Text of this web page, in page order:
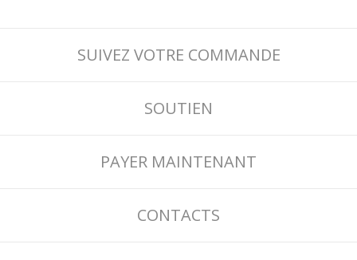
SUIVEZ VOTRE COMMANDE
SOUTIEN
PAYER MAINTENANT
CONTACTS